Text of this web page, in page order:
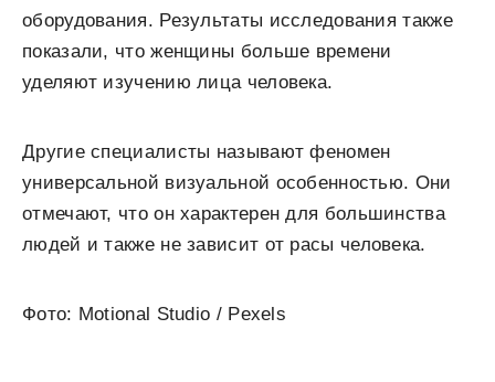
оборудования. Результаты исследования также
показали, что женщины больше времени
уделяют изучению лица человека.
Другие специалисты называют феномен
универсальной визуальной особенностью. Они
отмечают, что он характерен для большинства
людей и также не зависит от расы человека.
Фото: Motional Studio / Pexels